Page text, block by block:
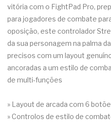
vitória com o FightPad Pro,
para jogadores de combate
oposição, este controlador
da sua personagem na palma
precisos com um layout
ancoradas a um estilo de
de multi-funções
» Layout de arcada com 6
» Controlos de estilo de